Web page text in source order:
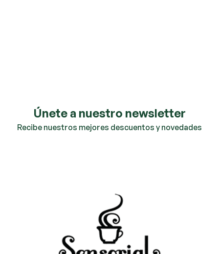
Únete a nuestro newsletter
Recibe nuestros mejores descuentos y novedades